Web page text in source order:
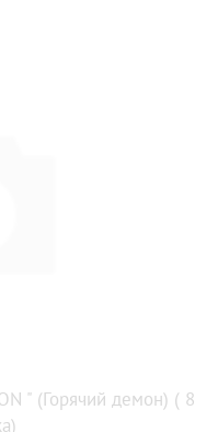
" (Горячий демон) ( 8